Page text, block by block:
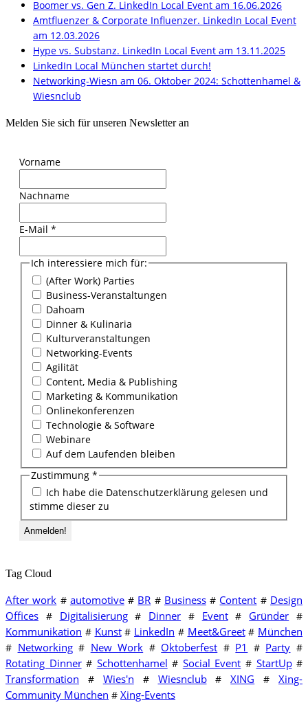
Boomer vs. Gen Z. LinkedIn Local Event am 16.06.2026
Amtfluenzer & Corporate Influenzer. LinkedIn Local Event
am 12.03.2026
Hype vs. Substanz. LinkedIn Local Event am 13.11.2025
LinkedIn Local München startet durch!
Networking-Wiesn am 06. Oktober 2024: Schottenhamel &
Wiesnclub
Melden Sie sich für unseren Newsletter an
Vorname
Nachname
E-Mail *
Ich interessiere mich für:
(After Work) Parties
Business-Veranstaltungen
Dahoam
Dinner & Kulinaria
Kulturveranstaltungen
Networking-Events
Agilität
Content, Media & Publishing
Marketing & Kommunikation
Onlinekonferenzen
Technologie & Software
Webinare
Auf dem Laufenden bleiben
Zustimmung *
Ich habe die Datenschutzerklärung gelesen und
stimme dieser zu
Tag Cloud
After work # automotive# BR # Business# Content # Design
Offices # Digitalisierung# Dinner # Event# Gründer #
Kommunikation # Kunst# LinkedIn # Meet&Greet# München
# Networking# New Work # Oktoberfest # P1 # Party #
Rotating Dinner# Schottenhamel # Social Event # StartUp#
Transformation # Wies'n # Wiesnclub#XING # Xing-
Community München # Xing-Events